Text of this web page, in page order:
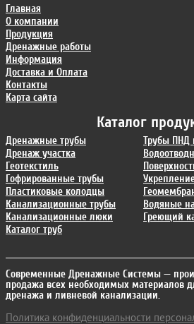
Каталог
Дренажные трубы
Дренаж участка
Геотекстиль
Гофрированные трубы
Пластиковые колодцы
Канализационные трубы
Канализационные люки
Каталог труб
Трубы ПНД
Водяные
Греющий
Главная
О компании
Продукция
Дренажные работы
Информация
Доставка и Оплата
Контакты
Карта сайта
Современные Дренажные Системы —
продажа всех необходимых материалов
дренажа и ливневой канализации.
Политика конфиденциальности